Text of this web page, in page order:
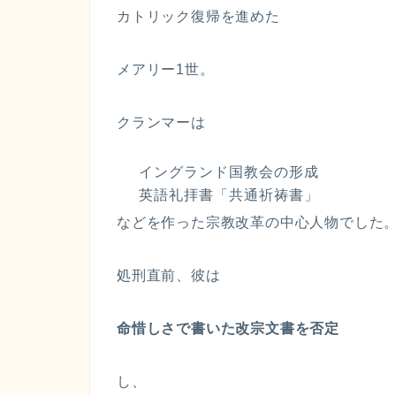
カトリック復帰を進めた
メアリー1世。
クランマーは
イングランド国教会の形成
英語礼拝書「共通祈祷書」
などを作った宗教改革の中心人物でした
処刑直前、彼は
命惜しさで書いた改宗文書を否定
し、